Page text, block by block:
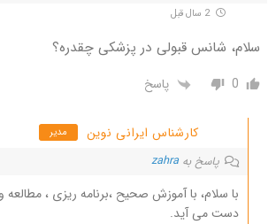
2 سال قبل
سلام، شانس قبولی در پزشکی چقدره؟
0 پاسخ
کارشناس ایرانی نوین مدیر
پاسخ به zahra
با سلام، با آموزش صحیح ،برنامه ریزی ،
دست می آید.